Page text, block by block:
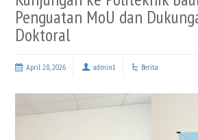
Penguatan MoU dan
Doktoral
April 28, 2026 admin1 Berita